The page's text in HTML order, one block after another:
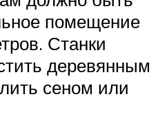
помещение
Станки
деревянным
сеном или